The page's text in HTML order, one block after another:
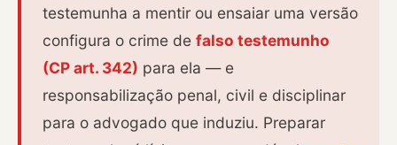
testemunha a mentir ou ensaiar uma versão
configura o crime de falso testemunho
(CP art. 342) para ela — e
responsabilização penal, civil e disciplinar
para o advogado que induziu. Preparar